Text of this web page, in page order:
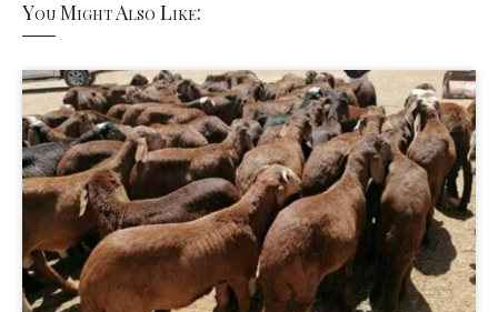
You Might Also Like: